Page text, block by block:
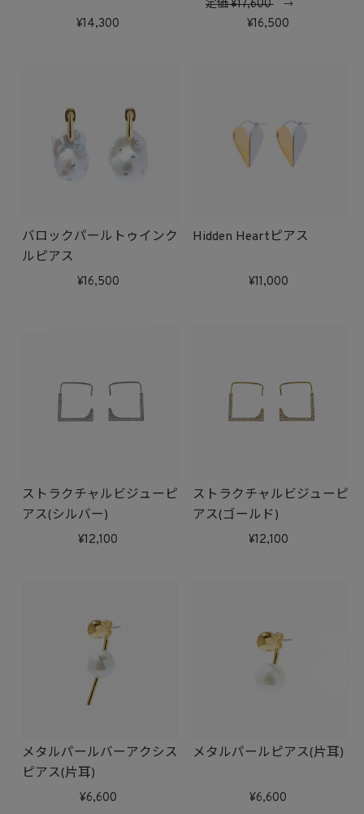
14,300
定価 17,600→
16,500
バロックパールトゥインク
ルピアス
16,500
Hidden Heartピアス
11,000
ストラクチャルビジューピ
アス(シルバー)
12,100
ストラクチャルビジューピ
アス(ゴールド)
12,100
メタルパールバーアクシス
ピアス(片耳)
6,600
メタルパールピアス(片耳)
6,600